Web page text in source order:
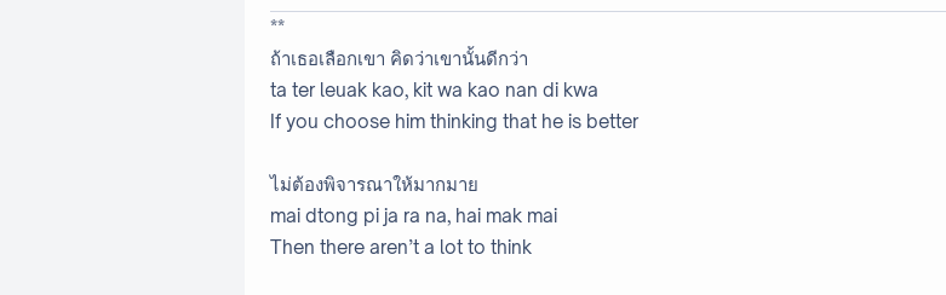
**
ถ้าเธอเลือกเขา คิดว่าเขานั้นดีกว่า
ta ter leuak kao, kit wa kao nan di kwa
If you choose him thinking that he is better
ไม่ต้องพิจารณาให้มากมาย
mai dtong pi ja ra na, hai mak mai
Then there aren’t a lot to think